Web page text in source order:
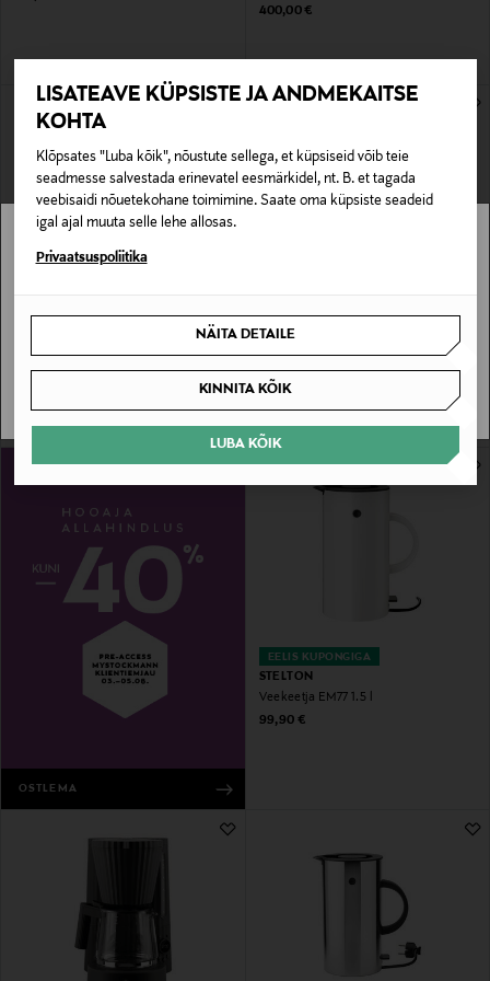
LISATEAVE KÜPSISTE JA ANDMEKAITSE
KOHTA
Klõpsates "Luba kõik", nõustute sellega, et küpsiseid võib teie
seadmesse salvestada erinevatel eesmärkidel, nt. B. et tagada
veebisaidi nõuetekohane toimimine. Saate oma küpsiste seadeid
igal ajal muuta selle lehe allosas.
Privaatsuspoliitika
NÄITA DETAILE
KINNITA KÕIK
LUBA KÕIK
Original Price
400,00 €
ALESSI
Original Price
100,00 €
ALESSI
Plissé veekeetja 1 l
Original Price
100,00 €
OSTLEMA
EELIS KUPONGIGA
STELTON
Veekeetja EM77 1.5 l
Original Price
99,90 €
Stockmann pole Sinu riigis saadaval.
SAAN ARU